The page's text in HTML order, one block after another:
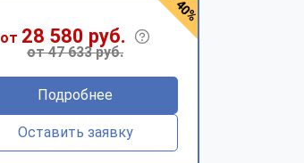
от 28 580 руб.
от 47 633 руб.
Подробнее
Оставить заявку
- 40%